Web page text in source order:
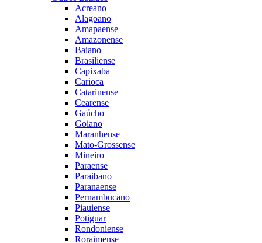
Acreano
Alagoano
Amapaense
Amazonense
Baiano
Brasiliense
Capixaba
Carioca
Catarinense
Cearense
Gaúcho
Goiano
Maranhense
Mato-Grossense
Mineiro
Paraense
Paraibano
Paranaense
Pernambucano
Piauiense
Potiguar
Rondoniense
Roraimense